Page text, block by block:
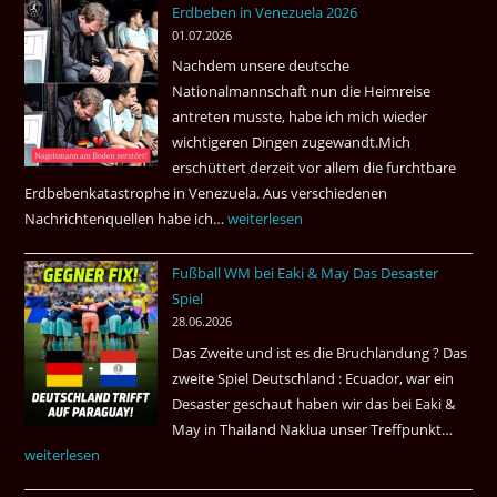
Juli
2026
Thai
Airways
nonstop
nach
Amsterdam.
Erdbeben in Venezuela 2026
01.07.2026
Nachdem unsere deutsche
Nationalmannschaft nun die Heimreise
antreten musste, habe ich mich wieder
wichtigeren Dingen zugewandt.Mich
erschüttert derzeit vor allem die furchtbare
Erdbebenkatastrophe in Venezuela. Aus verschiedenen
Nachrichtenquellen habe ich…Erdbeben
Venezuela
weiterlesen
Fußball WM bei Eaki & May Das Desaster
Spiel
28.06.2026
Das Zweite und ist es die Bruchlandung ? Das
zweite Spiel Deutschland : Ecuador, war ein
Desaster geschaut haben wir das bei Eaki &
May in Thailand Naklua unser Treffpunkt…
bei
weiterlesen